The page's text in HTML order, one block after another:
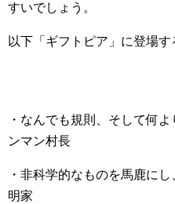
すいでしょう。
以下「ギフトピア」に登場す
・なんでも規則、そして何
ンマン村長
・非科学的なものを馬鹿に
明家